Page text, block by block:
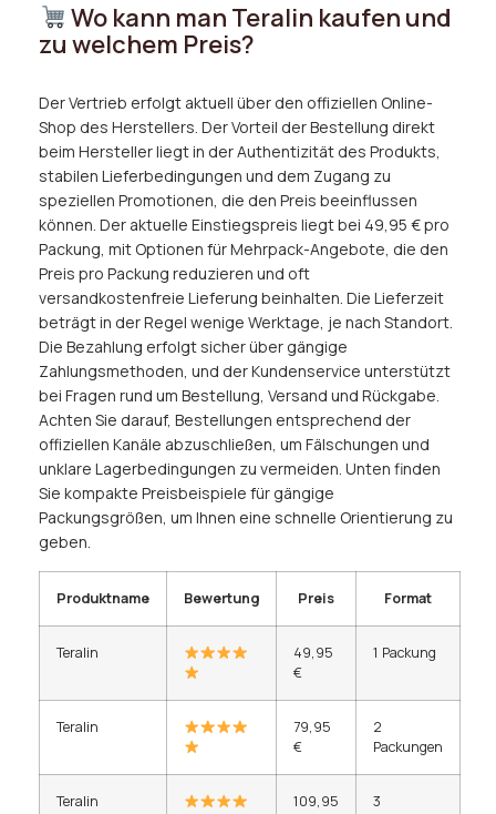
Wo kann man Teralin kaufen und
zu welchem Preis?
Der Vertrieb erfolgt aktuell über den offiziellen Online-
Shop des Herstellers. Der Vorteil der Bestellung direkt
beim Hersteller liegt in der Authentizität des Produkts,
stabilen Lieferbedingungen und dem Zugang zu
speziellen Promotionen, die den Preis beeinflussen
können. Der aktuelle Einstiegspreis liegt bei 49,95 € pro
Packung, mit Optionen für Mehrpack-Angebote, die den
Preis pro Packung reduzieren und oft
versandkostenfreie Lieferung beinhalten. Die Lieferzeit
beträgt in der Regel wenige Werktage, je nach Standort.
Die Bezahlung erfolgt sicher über gängige
Zahlungsmethoden, und der Kundenservice unterstützt
bei Fragen rund um Bestellung, Versand und Rückgabe.
Achten Sie darauf, Bestellungen entsprechend der
offiziellen Kanäle abzuschließen, um Fälschungen und
unklare Lagerbedingungen zu vermeiden. Unten finden
Sie kompakte Preisbeispiele für gängige
Packungsgrößen, um Ihnen eine schnelle Orientierung zu
geben.
Produktname Bewertung Preis Format
Teralin
49,95
€
1 Packung
Teralin
79,95
€
2
Packungen
Teralin
109,95
3